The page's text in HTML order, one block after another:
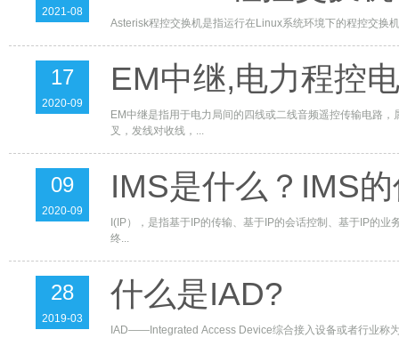
2021-08
Asterisk程控交换机是指运行在Linux系统环境下的程控交换
17
2020-09
EM中继,电力程控
EM中继是指用于电力局间的四线或二线音频遥控传输电路
叉，发线对收线，...
09
2020-09
IMS是什么？IMS
I(IP），是指基于IP的传输、基于IP的会话控制、基于IP的
终...
28
2019-03
什么是IAD?
IAD——Integrated Access Device综合接入设备或者行业称